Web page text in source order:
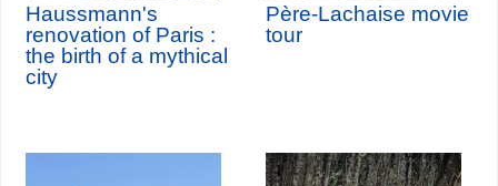
Haussmann's
renovation of Paris :
the birth of a mythical
city
Père-Lachaise movie
tour